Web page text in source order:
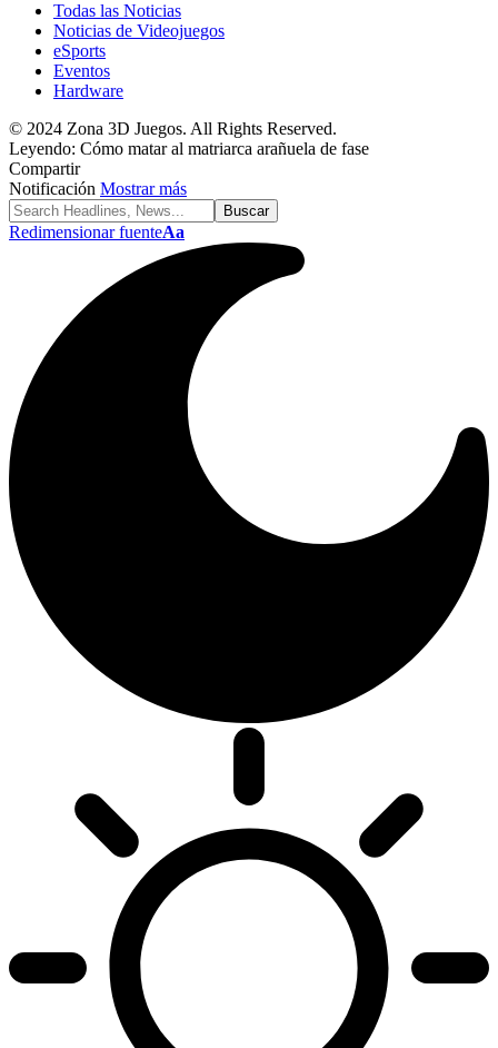
Todas las Noticias
Noticias de Videojuegos
eSports
Eventos
Hardware
© 2024 Zona 3D Juegos. All Rights Reserved.
Leyendo: Cómo matar al matriarca arañuela de fase
Compartir
Notificación Mostrar más
Redimensionar fuenteAa